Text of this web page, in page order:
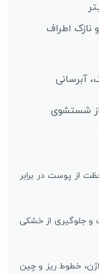
اطراف
آبرسانی
شستشوی
از پوست در برابر
جلوگیری از خشکی
خطوط ریز و چین